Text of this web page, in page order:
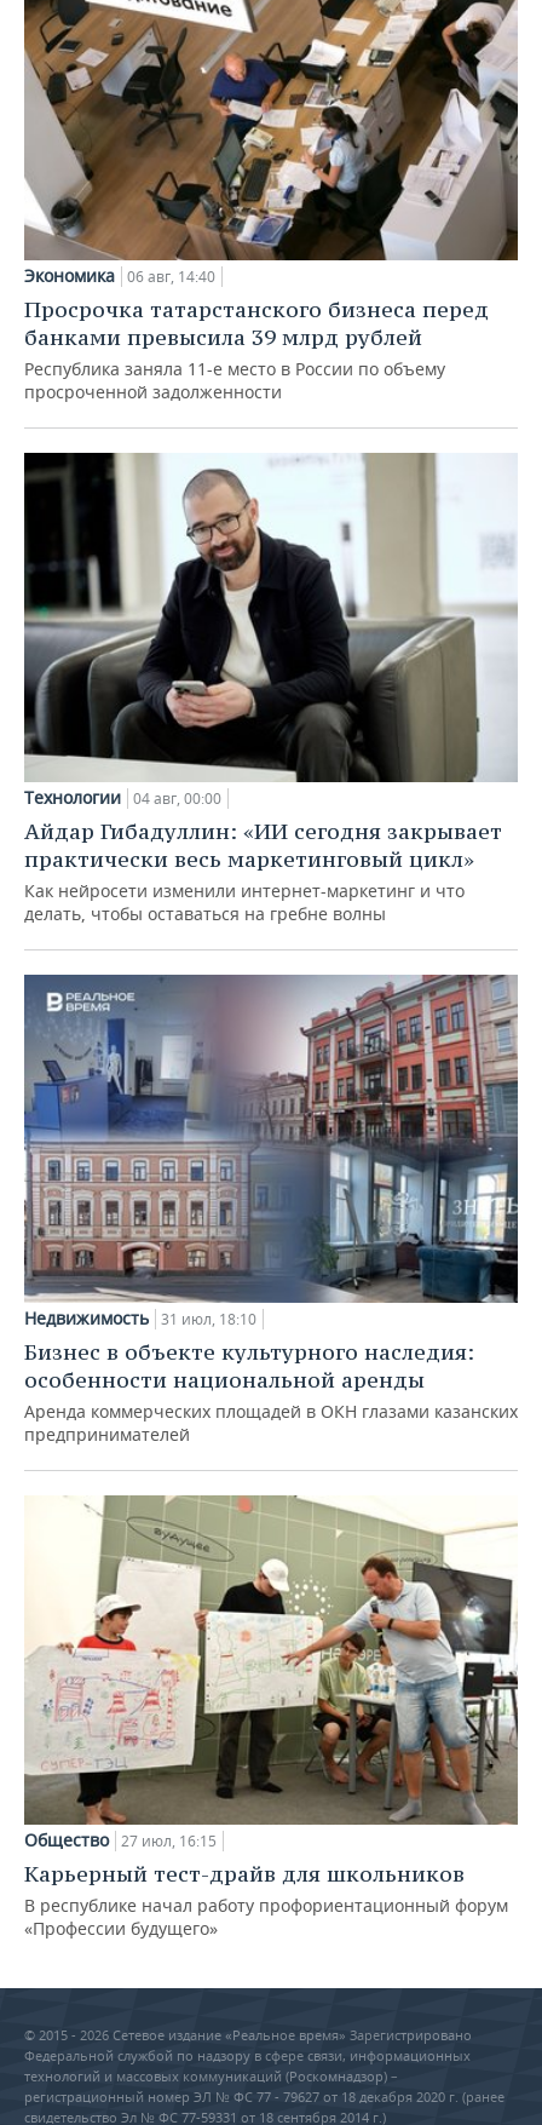
Экономика 06 авг, 14:40
Просрочка татарстанского бизнеса перед
банками превысила 39 млрд рублей
Республика заняла 11-е место в России по объему
просроченной задолженности
Технологии 04 авг, 00:00
Айдар Гибадуллин: «ИИ сегодня закрывает
практически весь маркетинговый цикл»
Как нейросети изменили интернет-маркетинг и что
делать, чтобы оставаться на гребне волны
Недвижимость 31 июл, 18:10
Бизнес в объекте культурного наследия:
особенности национальной аренды
Аренда коммерческих площадей в ОКН глазами казанских
предпринимателей
Общество 27 июл, 16:15
Карьерный тест-драйв для школьников
В республике начал работу профориентационный форум
«Профессии будущего»
© 2015 - 2026 Сетевое издание «Реальное время» Зарегистрировано
Федеральной службой по надзору в сфере связи, информационных
технологий и массовых коммуникаций (Роскомнадзор) –
регистрационный номер ЭЛ № ФС 77 - 79627 от 18 декабря 2020 г. (ранее
свидетельство Эл № ФС 77-59331 от 18 сентября 2014 г.)